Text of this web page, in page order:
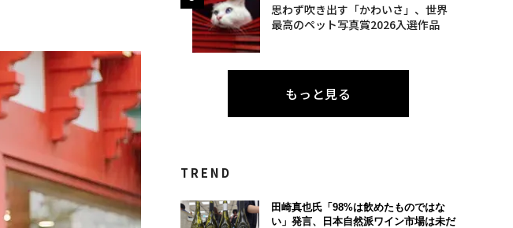
思わず吹き出す「かわいさ」、世界
最高のペット写真賞2026入選作品
もっと見る
TREND
田崎真也氏「98%は飲めたものではな
い」発言、日本自然派ワイン市場は未だ